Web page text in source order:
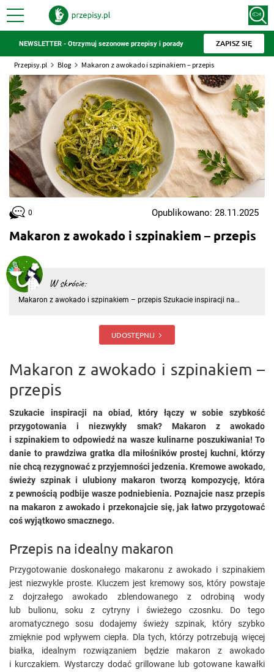
NEWSLETTER - Otrzymuj sezonowe przepisy i porady ZAPISZ SIĘ
Przepisy.pl Blog Makaron z awokado i szpinakiem – przepis
Makaron z awokado i szpinakiem – przepis
W skrócie:
Makaron z awokado i szpinakiem – przepis Szukacie inspiracji na
poszukiwania! To danie to prawdziwa gratka dla miłośników p
UDOSTĘPNIJ
0 Opublikowano: 28.11.2025
Makaron z awokado i szpinakiem –
przepis
Szukacie inspiracji na obiad, który łączy w sobie szybkość
przygotowania i niezwykły smak? Makaron z awokado
i szpinakiem to odpowiedź na wasze kulinarne poszukiwania! To
danie to prawdziwa gratka dla miłośników prostej kuchni, którzy
nie chcą rezygnować z przyjemności jedzenia. Kremowe awokado,
świeży szpinak i ulubiony makaron tworzą kompozycję, która
z pewnością podbije wasze podniebienia. Poznajcie nasz przepis
na makaron z awokado i przekonajcie się, jak łatwo przygotować
coś wyjątkowo smacznego.
Przepis na idealny makaron
Przygotowanie doskonałego makaronu z awokado i szpinakiem
jest niezwykle proste. Kluczem jest kremowy sos, który powstaje
z dojrzałego awokado zblendowanego z odrobiną wody
lub bulionu, soku z cytryny i świeżego czosnku. Do tego
aromatycznego sosu dodajemy świeży szpinak, który szybko
zmięknie pod wpływem ciepła. Dla tych, którzy potrzebują więcej
białka, idealnym rozwiązaniem będzie makaron z awokado
i kurczakiem. Wystarczy dodać grillowane lub gotowane kawałki